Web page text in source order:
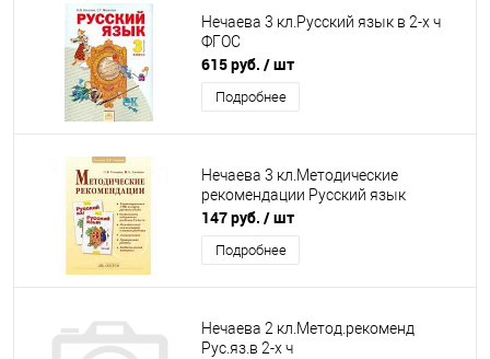
Нечаева 3 кл.Русский язык в 2-х ч
ФГОС
615 руб. / шт
Подробнее
Нечаева 3 кл.Методические
рекомендации Русский язык
147 руб. / шт
Подробнее
Нечаева 2 кл.Метод.рекоменд
Рус.яз.в 2-х ч